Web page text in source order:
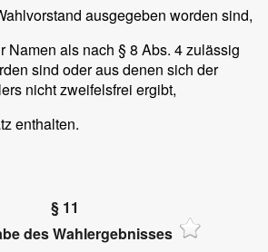
ausgegeben worden sind,
Namen als nach § 8 Abs. 4 zulässig
sind oder aus denen sich der
nicht zweifelsfrei ergibt,
enthalten.
§ 11
des Wahlergebnisses